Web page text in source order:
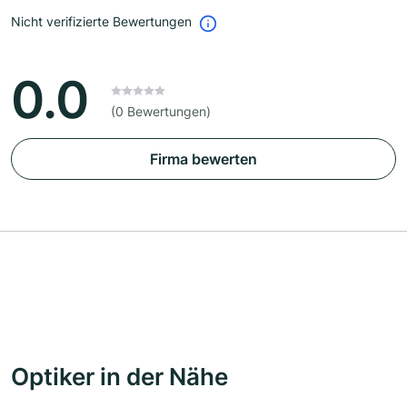
Nicht verifizierte Bewertungen
0.0 (0 Bewertungen)
Firma bewerten
Optiker in der Nähe